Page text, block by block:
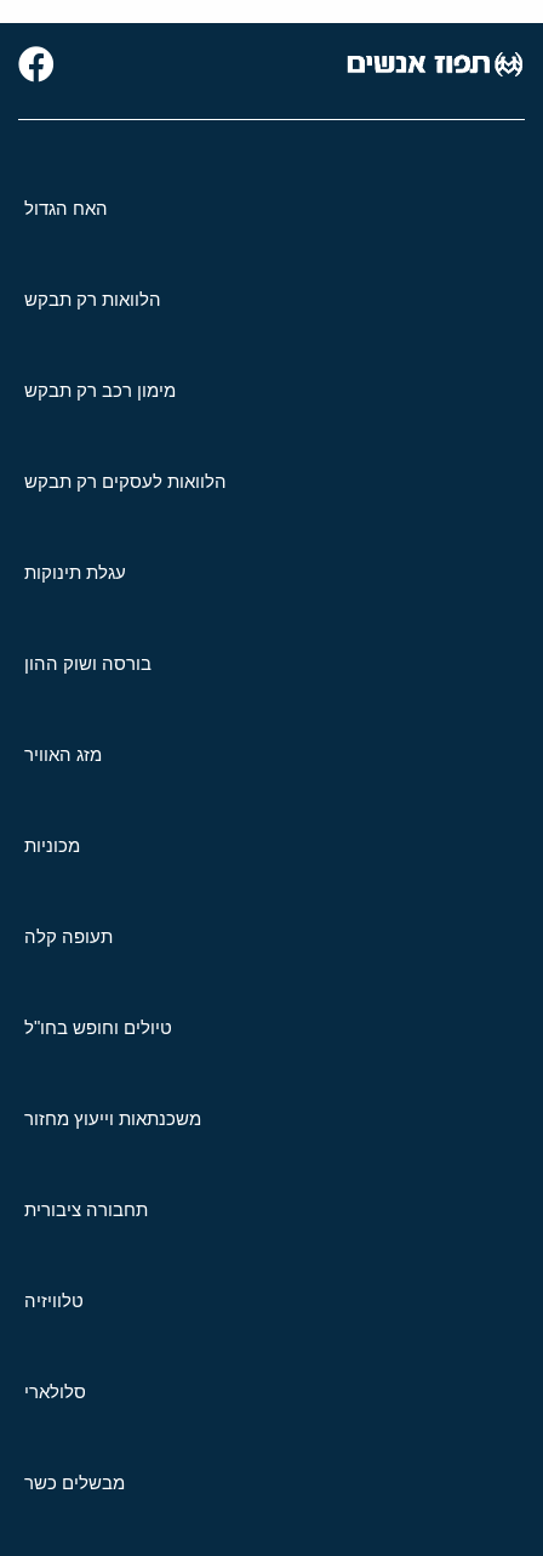
האח הגדול
הלוואות רק תבקש
מימון רכב רק תבקש
הלוואות לעסקים רק תבקש
עגלת תינוקות
בורסה ושוק ההון
מזג האוויר
מכוניות
תעופה קלה
טיולים וחופש בחו"ל
משכנתאות וייעוץ מחזור
תחבורה ציבורית
טלוויזיה
סלולארי
מבשלים כשר